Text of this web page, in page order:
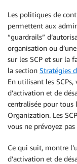
Les politiques de
permettent aux
“guardrails”
organisation ou
sur les SCP et sur la
la section Stratégies
En utilisant les
d’activation et de
centralisée pour tous
Organization. Les
vous ne prévoyez
Ce qui suit, montre
d’activation et de